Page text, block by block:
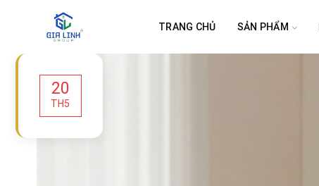
TRANG CHỦ SẢN PHẨM
20
TH5